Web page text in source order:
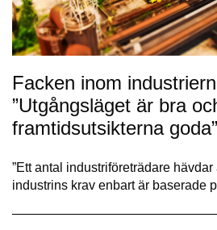
Facken inom
”Utgångsläget är bra
framtidsutsikterna goda”
”Ett antal industriföreträdare
industrins krav enbart är baserade